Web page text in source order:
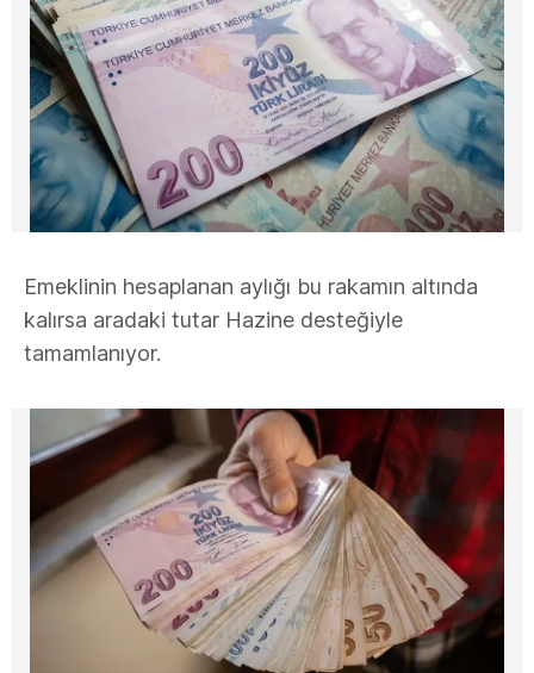
Emeklinin hesaplanan aylığı bu rakamın altında
kalırsa aradaki tutar Hazine desteğiyle
tamamlanıyor.